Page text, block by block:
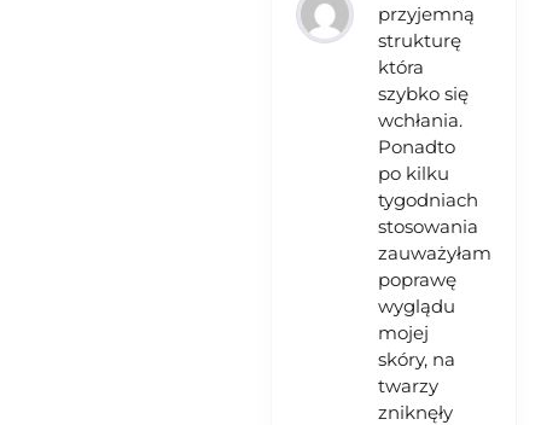
przyjemną
strukturę
która
szybko się
wchłania.
Ponadto
po kilku
tygodniach
stosowania
zauważyłam
poprawę
wyglądu
mojej
skóry, na
twarzy
zniknęły